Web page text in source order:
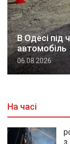
В Одесі під
автомобіль
06.08.2026
На часі
з